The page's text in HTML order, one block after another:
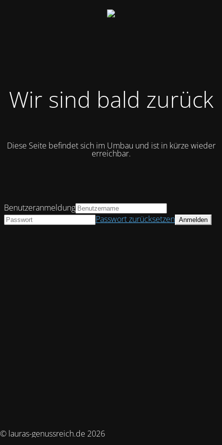
Wir sind bald zurück
Diese Seite befindet sich im Umbau und ist in kürze wieder
erreichbar.
© lauras-genussreich.de 2026
Benutzeranmeldung
Passwort zurücksetzen